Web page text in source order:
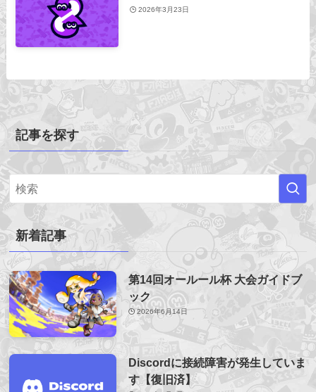
2026年3月23日
記事を探す
新着記事
第14回オールール杯 大会ガイドブ
ック
2026年6月14日
Discordに接続障害が発生していま
す【復旧済】